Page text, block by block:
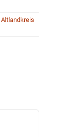
Altlandkreis